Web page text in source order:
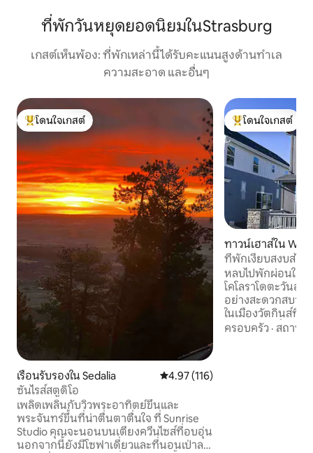
ที่พักวันหยุดยอดนิยมในStrasburg
เกสต์เห็นพ้อง: ที่พักเหล่านี้ได้รับคะแนนสูงด้านทำเล
ความสะอาด และอื่นๆ
โดนใจเกสต์ที่สุด
โดนใจเกสต์
เรือนรับรองใน Sedalia คะแนนเฉลี่ย 4.97 จาก 5, 116 รีวิว
4.97 (116)
ซันไรส์สตูดิโอ
เพลิดเพลินกับวิวพระอาทิตย์ขึ้นและ
พระจันทร์ขึ้นที่น่าตื่นตาตื่นใจ ที่ Sunrise
Studio คุณจะนอนบนเตียงควีนไซส์ที่อบอุ่น
นอกจากนี้ยังมีโซฟาเดี่ยวและที่นอนเป่าลม
โดนใจเกสต์ที่สุด
โดนใจเกสต์
ทาวน์เฮาส์ใน
ที่พักเงียบสงบสไต
นานาชาติเดนเวอร์
หลบไปพักผ่อนใต้
โคโลราโดตะวันออ
อย่างสะดวกสบา
ในเมืองวัตกินส์ที่มี
แสนสวยอยู่ฝั่งตรง
ครอบครัว · สถานที่